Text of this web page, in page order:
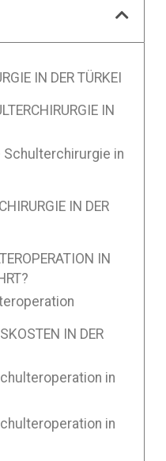
IN DER TÜRKEI
IN
Schulterchirurgie in
IN DER
IN
IN DER
in
in